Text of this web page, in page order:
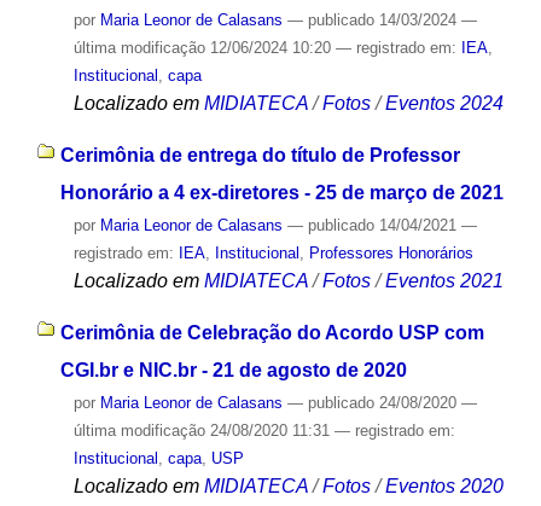
por Maria Leonor de Calasans — publicado14/03/2024 —
última modificação12/06/2024 10:20 — registrado em: IEA,
Institucional , capa
Localizado em MIDIATECA /Fotos /Eventos 2024
Cerimônia de entrega do título de Professor
Honorário a 4 ex-diretores - 25 de março de 2021
por Maria Leonor de Calasans — publicado14/04/2021 —
registrado em:
IEA, Institucional , Professores Honorários
Localizado em MIDIATECA /Fotos /Eventos 2021
Cerimônia de Celebração do Acordo USP com
CGI.br e NIC.br - 21 de agosto de 2020
por Maria Leonor de Calasans — publicado24/08/2020 —
última modificação24/08/2020 11:31 — registrado em:
Institucional capa, USP
Localizado em MIDIATECA /Fotos /Eventos 2020